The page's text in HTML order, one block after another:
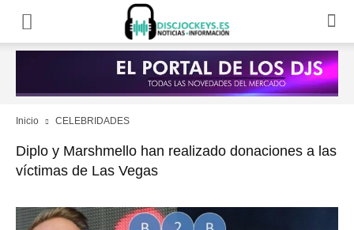
Inicio CELEBRIDADES
Diplo y Marshmello han realizado donaciones a las
víctimas de Las Vegas